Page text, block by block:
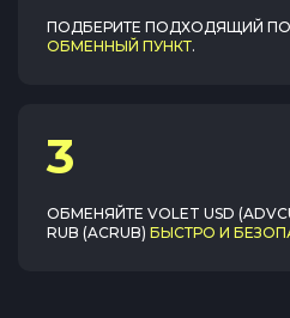
ПОДБЕРИТЕ ПОДХОДЯЩИЙ
ОБМЕННЫЙ ПУНКТ.
3
ОБМЕНЯЙТЕ VOLET USD
RUB (ACRUB) БЫСТРО И